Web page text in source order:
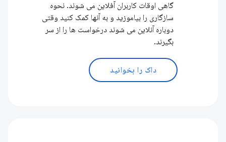
گاهی اوقات کاربران آفلاین می شوند. نحوه
سازگاری را بیاموزید و به آنها کمک کنید وقتی
دوباره آنلاین می شوند درخواست ها را از سر
بگیرند.
داک را بخوانید